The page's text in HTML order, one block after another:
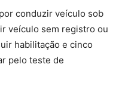
conduzir veículo sob
veículo sem registro ou
habilitação e cinco
pelo teste de